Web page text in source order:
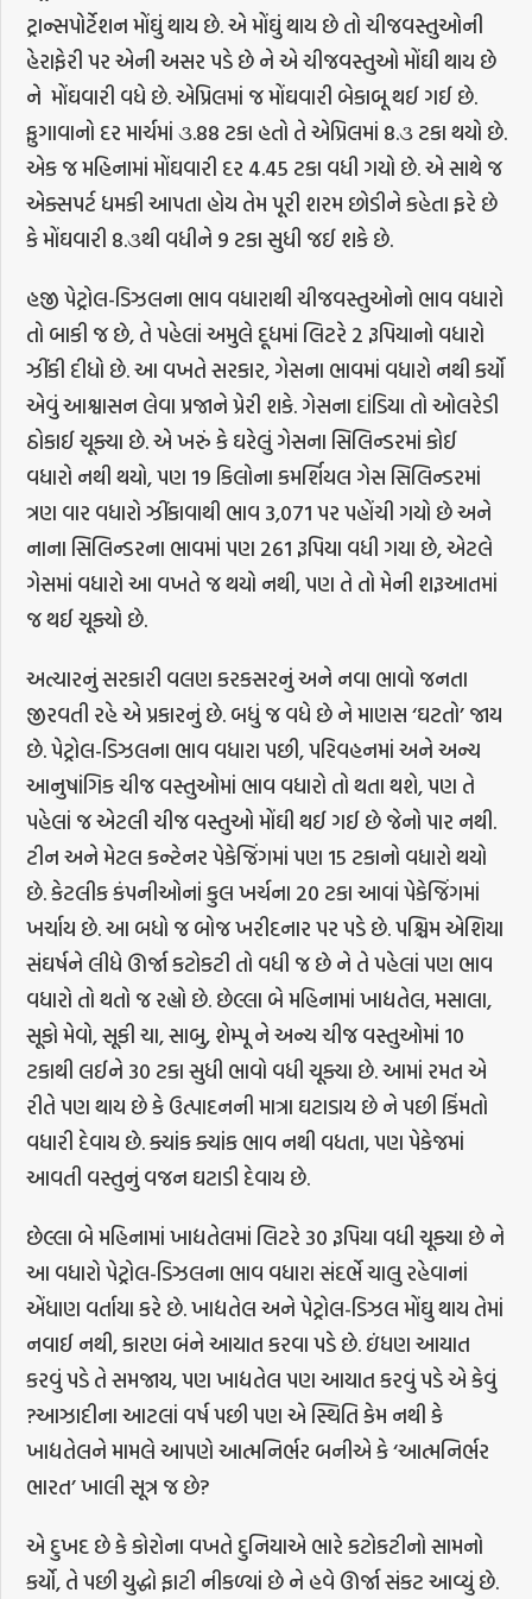
ટ્રાન્સપોર્ટેશન મોંઘું થાય છે. એ મોંઘું થાય છે તો ચીજવસ્તુઓની
હેરાફેરી પર એની અસર પડે છે ને એ ચીજવસ્તુઓ મોંઘી થાય છે
ને મોંઘવારી વધે છે. એપ્રિલમાં જ મોંઘવારી બેકાબૂ થઈ ગઈ છે.
ફુગાવાનો દર માર્ચમાં ૩.88 ટકા હતો તે એપ્રિલમાં 8.૩ ટકા થયો છે.
એક જ મહિનામાં મોંઘવારી દર 4.45 ટકા વધી ગયો છે. એ સાથે જ
એક્સપર્ટ ધમકી આપતા હોય તેમ પૂરી શરમ છોડીને કહેતા ફરે છે
કે મોંઘવારી 8.૩થી વધીને 9 ટકા સુધી જઈ શકે છે.
હજી પેટ્રોલ-ડિઝલના ભાવ વધારાથી ચીજવસ્તુઓનો ભાવ વધારો
તો બાકી જ છે, તે પહેલાં અમુલે દૂધમાં લિટરે 2 રૂપિયાનો વધારો
ઝીંકી દીધો છે. આ વખતે સરકાર, ગેસના ભાવમાં વધારો નથી કર્યો
એવું આશ્વાસન લેવા પ્રજાને પ્રેરી શકે. ગેસના દાંડિયા તો ઓલરેડી
ઠોકાઈ ચૂક્યા છે. એ ખરું કે ઘરેલું ગેસના સિલિન્ડરમાં કોઈ
વધારો નથી થયો, પણ 19 કિલોના કમર્શિયલ ગેસ સિલિન્ડરમાં
ત્રણ વાર વધારો ઝીંકાવાથી ભાવ 3,071 પર પહોંચી ગયો છે અને
નાના સિલિન્ડરના ભાવમાં પણ 261 રૂપિયા વધી ગયા છે, એટલે
ગેસમાં વધારો આ વખતે જ થયો નથી, પણ તે તો મેની શરૂઆતમાં
જ થઈ ચૂક્યો છે.
અત્યારનું સરકારી વલણ કરકસરનું અને નવા ભાવો જનતા
જીરવતી રહે એ પ્રકારનું છે. બધું જ વધે છે ને માણસ ‘ઘટતો’ જાય
છે. પેટ્રોલ-ડિઝલના ભાવ વધારા પછી, પરિવહનમાં અને અન્ય
આનુષાંગિક ચીજ વસ્તુઓમાં ભાવ વધારો તો થતા થશે, પણ તે
પહેલાં જ એટલી ચીજ વસ્તુઓ મોંઘી થઈ ગઈ છે જેનો પાર નથી.
ટીન અને મેટલ કન્ટેનર પેકેજિંગમાં પણ 15 ટકાનો વધારો થયો
છે. કેટલીક કંપનીઓનાં કુલ ખર્ચના 20 ટકા આવાં પેકેજિંગમાં
ખર્ચાય છે. આ બધો જ બોજ ખરીદનાર પર પડે છે. પશ્ચિમ એશિયા
સંઘર્ષને લીધે ઊર્જા કટોકટી તો વધી જ છે ને તે પહેલાં પણ ભાવ
વધારો તો થતો જ રહ્યો છે. છેલ્લા બે મહિનામાં ખાદ્યતેલ, મસાલા,
સૂકો મેવો, સૂકી ચા, સાબુ, શેમ્પૂ ને અન્ય ચીજ વસ્તુઓમાં 10
ટકાથી લઈને 30 ટકા સુધી ભાવો વધી ચૂક્યા છે. આમાં રમત એ
રીતે પણ થાય છે કે ઉત્પાદનની માત્રા ઘટાડાય છે ને પછી કિંમતો
વધારી દેવાય છે. ક્યાંક ક્યાંક ભાવ નથી વધતા, પણ પેકેજમાં
આવતી વસ્તુનું વજન ઘટાડી દેવાય છે.
છેલ્લા બે મહિનામાં ખાદ્યતેલમાં લિટરે 30 રૂપિયા વધી ચૂક્યા છે ને
આ વધારો પેટ્રોલ-ડિઝલના ભાવ વધારા સંદર્ભે ચાલુ રહેવાનાં
એંધાણ વર્તાયા કરે છે. ખાદ્યતેલ અને પેટ્રોલ-ડિઝલ મોંઘુ થાય તેમાં
નવાઈ નથી, કારણ બંને આયાત કરવા પડે છે. ઇંધણ આયાત
કરવું પડે તે સમજાય, પણ ખાદ્યતેલ પણ આયાત કરવું પડે એ કેવું
?આઝાદીના આટલાં વર્ષ પછી પણ એ સ્થિતિ કેમ નથી કે
ખાદ્યતેલને મામલે આપણે આત્મનિર્ભર બનીએ કે ‘આત્મનિર્ભર
ભારત’ ખાલી સૂત્ર જ છે?
એ દુખદ છે કે કોરોના વખતે દુનિયાએ ભારે કટોકટીનો સામનો
કર્યો, તે પછી યુદ્ધો ફાટી નીકળ્યાં છે ને હવે ઊર્જા સંકટ આવ્યું છે.